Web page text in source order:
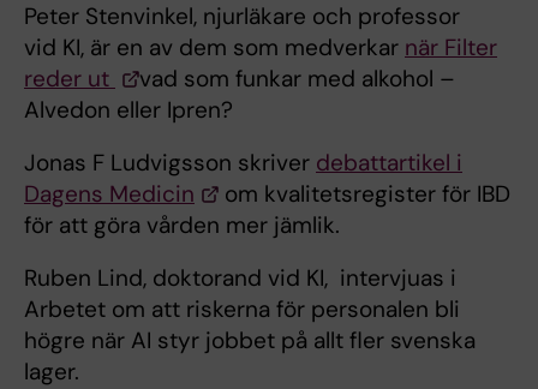
Peter Stenvinkel, njurläkare och professor
vid KI, är en av dem som medverkar när Filter
reder ut
vad som funkar med alkohol –
Alvedon eller Ipren?
Jonas F Ludvigsson skriver debattartikel i
Dagens Medicin
om kvalitetsregister för IBD
för att göra vården mer jämlik.
Ruben Lind, doktorand vid KI, intervjuas i
Arbetet om att riskerna för personalen bli
högre när AI styr jobbet på allt fler svenska
lager.